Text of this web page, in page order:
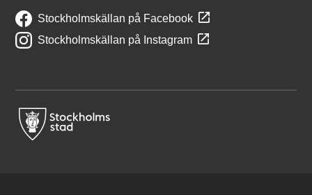
Stockholmskällan på Facebook
Stockholmskällan på Instagram